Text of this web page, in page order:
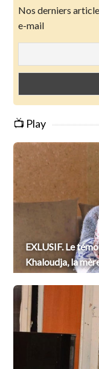
Nos derniers
e-mail
📺 Play
EXLUSIF. Le
Khaloudja, la